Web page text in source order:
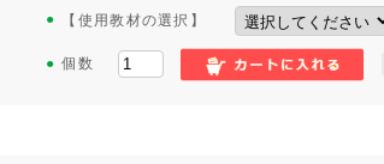
● 【使用教材の選択】
● 個数